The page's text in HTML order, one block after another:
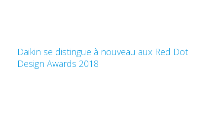
Daikin se distingue à nouveau aux Red Dot
Design Awards 2018